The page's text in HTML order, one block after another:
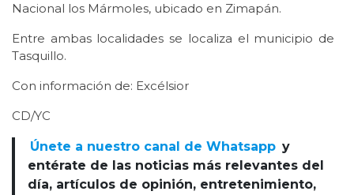
Nacional los Mármoles, ubicado en Zimapán.
Entre ambas localidades se localiza el municipio de
Tasquillo.
Con información de: Excélsior
CD/YC
Únete a nuestro canal de Whatsapp y
entérate de las noticias más relevantes del
día, artículos de opinión, entretenimiento,